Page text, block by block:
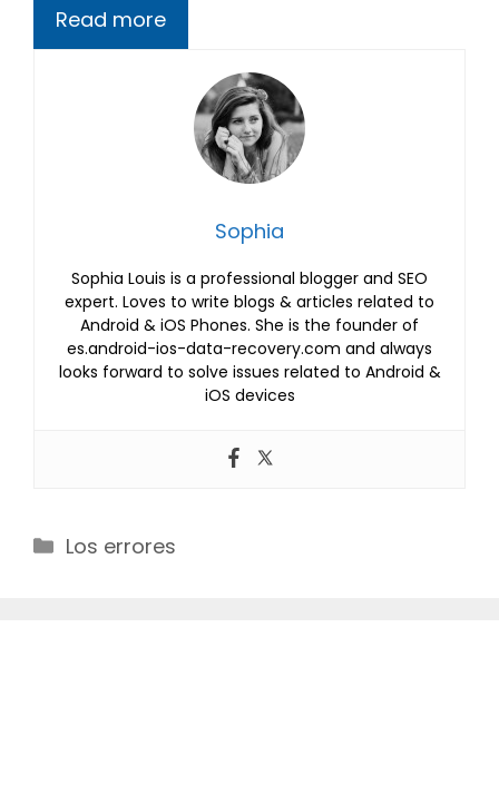
Read more
Sophia
Sophia Louis is a professional blogger and SEO
expert. Loves to write blogs & articles related to
Android & iOS Phones. She is the founder of
es.android-ios-data-recovery.com and always
looks forward to solve issues related to Android &
iOS devices
Categories
Los errores